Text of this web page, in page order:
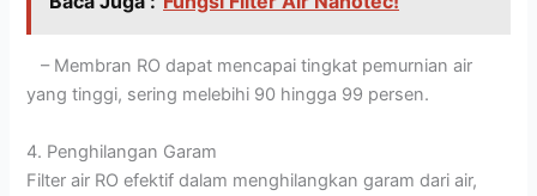
– Membran RO dapat mencapai tingkat pemurnian air
yang tinggi, sering melebihi 90 hingga 99 persen.
4. Penghilangan Garam
Filter air RO efektif dalam menghilangkan garam dari air,